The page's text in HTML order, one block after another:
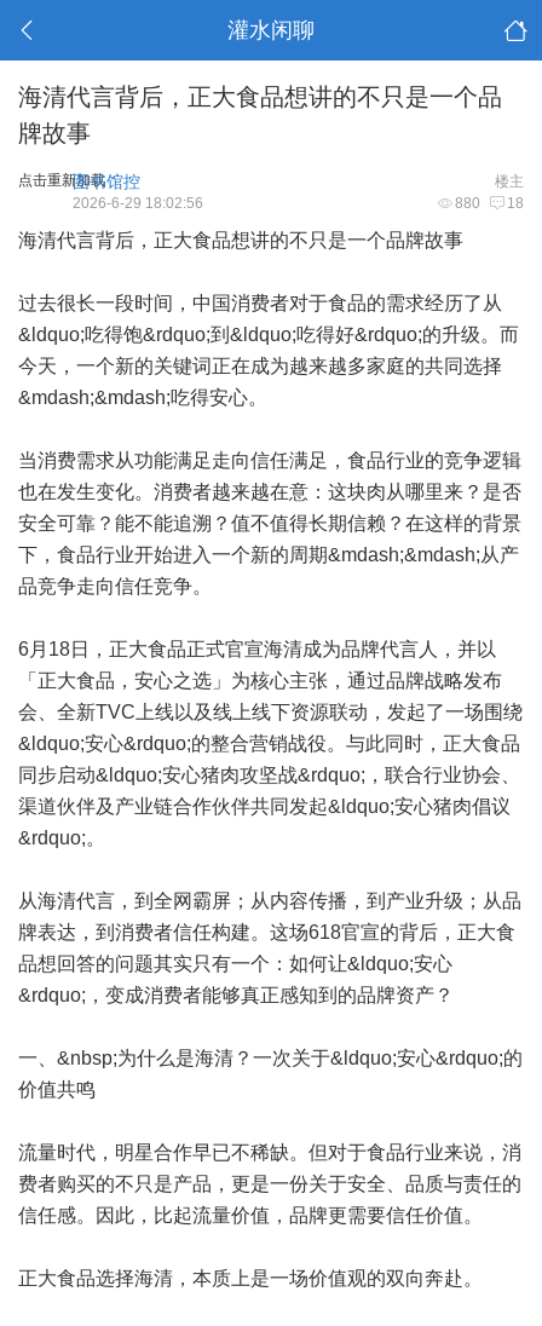
灌水闲聊
海清代言背后，正大食品想讲的不只是一个品
牌故事
点击重新加载 楼主
图书馆控
880 18
2026-6-29 18:02:56
海清代言背后，正大食品想讲的不只是一个品牌故事
过去很长一段时间，中国消费者对于食品的需求经历了从
&ldquo;吃得饱&rdquo;到&ldquo;吃得好&rdquo;的升级。而
今天，一个新的关键词正在成为越来越多家庭的共同选择
&mdash;&mdash;吃得安心。
当消费需求从功能满足走向信任满足，食品行业的竞争逻辑
也在发生变化。消费者越来越在意：这块肉从哪里来？是否
安全可靠？能不能追溯？值不值得长期信赖？在这样的背景
下，食品行业开始进入一个新的周期&mdash;&mdash;从产
品竞争走向信任竞争。
6月18日，正大食品正式官宣海清成为品牌代言人，并以
「正大食品，安心之选」为核心主张，通过品牌战略发布
会、全新TVC上线以及线上线下资源联动，发起了一场围绕
&ldquo;安心&rdquo;的整合营销战役。与此同时，正大食品
同步启动&ldquo;安心猪肉攻坚战&rdquo;，联合行业协会、
渠道伙伴及产业链合作伙伴共同发起&ldquo;安心猪肉倡议
&rdquo;。
从海清代言，到全网霸屏；从内容传播，到产业升级；从品
牌表达，到消费者信任构建。这场618官宣的背后，正大食
品想回答的问题其实只有一个：如何让&ldquo;安心
&rdquo;，变成消费者能够真正感知到的品牌资产？
一、&nbsp;为什么是海清？一次关于&ldquo;安心&rdquo;的
价值共鸣
流量时代，明星合作早已不稀缺。但对于食品行业来说，消
费者购买的不只是产品，更是一份关于安全、品质与责任的
信任感。因此，比起流量价值，品牌更需要信任价值。
正大食品选择海清，本质上是一场价值观的双向奔赴。